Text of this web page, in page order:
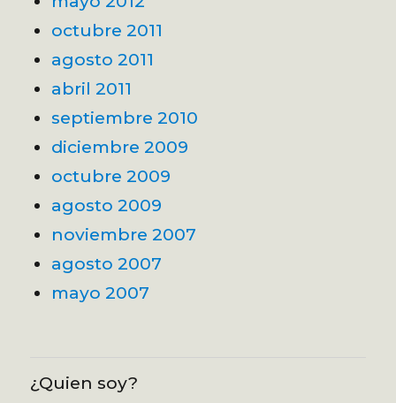
octubre 2011
agosto 2011
abril 2011
septiembre 2010
diciembre 2009
octubre 2009
agosto 2009
noviembre 2007
agosto 2007
mayo 2007
¿Quien soy?